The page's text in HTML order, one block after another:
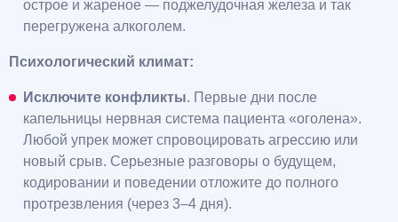
острое и жареное — поджелудочная железа и так
перегружена алкоголем.
Психологический климат:
Исключите конфликты. Первые дни после
капельницы нервная система пациента «оголена».
Любой упрек может спровоцировать агрессию или
новый срыв. Серьезные разговоры о будущем,
кодировании и поведении отложите до полного
протрезвления (через 3–4 дня).